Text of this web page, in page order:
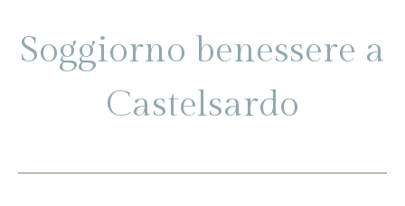
Soggiorno benessere a
Castelsardo